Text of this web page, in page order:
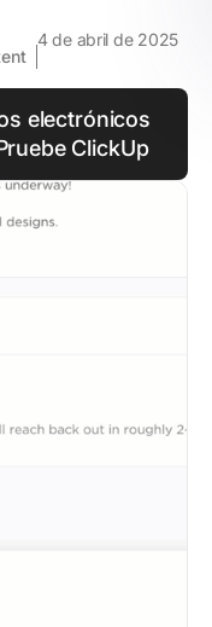
4 de abril de 2025
electrónicos
ClickUp